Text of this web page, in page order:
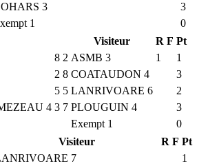
3
3
1
0
Visiteur R F Pt
8 2 ASMB 3 1
1
2 8 COATAUDON 4
3
5 5 LANRIVOARE 6
2
4 3 7 PLOUGUIN 4
3
Exempt 1
0
Visiteur R F Pt
7
1